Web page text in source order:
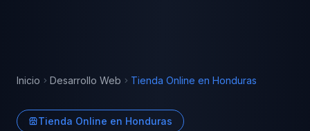
Inicio Desarrollo Web Tienda Online en Honduras
Tienda Online en Honduras